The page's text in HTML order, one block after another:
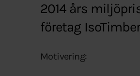
2014 års
företag
Motivering: